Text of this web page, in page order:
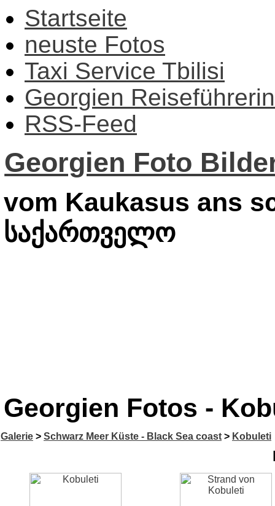
Startseite
neuste Fotos
Taxi Service Tbilisi
Georgien Reiseführerin
RSS-Feed
Georgien Foto
vom Kaukasus ans
საქართველო
Georgien Fotos -
Galerie > Schwarz Meer Küste - Black Sea coast > Kobuleti